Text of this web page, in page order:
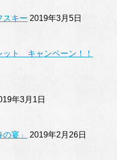
キー 2019年3月5日
ト キャンペーン！！
年3月1日
宴」 2019年2月26日